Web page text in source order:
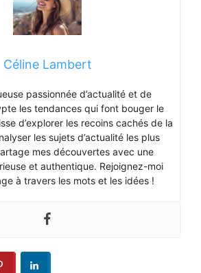
Céline Lambert
passionnée d’actualité et de
les tendances qui font bouger le
d’explorer les recoins cachés de la
les sujets d’actualité les plus
mes découvertes avec une
et authentique. Rejoignez-moi
à travers les mots et les idées !